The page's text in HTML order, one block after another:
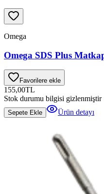
Omega
Omega SDS Plus
Favorilere ekle
155,00TL
Stok durumu bilgisi gizlenmiştir
Sepete Ekle Ürün detayı